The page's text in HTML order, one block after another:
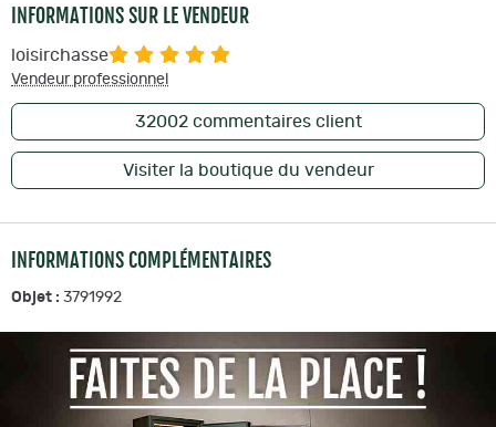
INFORMATIONS SUR LE VENDEUR
loisirchasse
Vendeur professionnel
32002commentaires client
Visiter la boutique du vendeur
INFORMATIONS COMPLÉMENTAIRES
Objet : 3791992